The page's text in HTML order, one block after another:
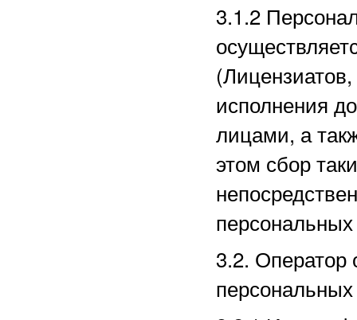
3.1.2
исполнения
лицами, а
этом сбор
3.2. Оператор